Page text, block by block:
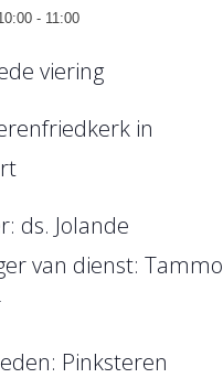
- 11:00
viering
in
ds. Jolande
van dienst: Tammo
Pinksteren